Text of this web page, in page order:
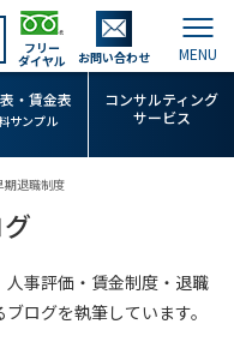
フリー
ダイヤル お問い合わせ
・賃金表
サンプル
コンサルティング
サービス
期退職制度
事評価・賃金制度・退職
ログを執筆しています。